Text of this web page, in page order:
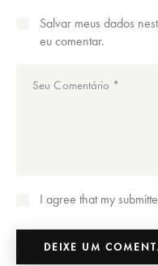
Salvar meus dados
eu comentar.
I agree that my